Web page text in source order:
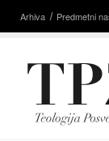
Arhiva Predmetni